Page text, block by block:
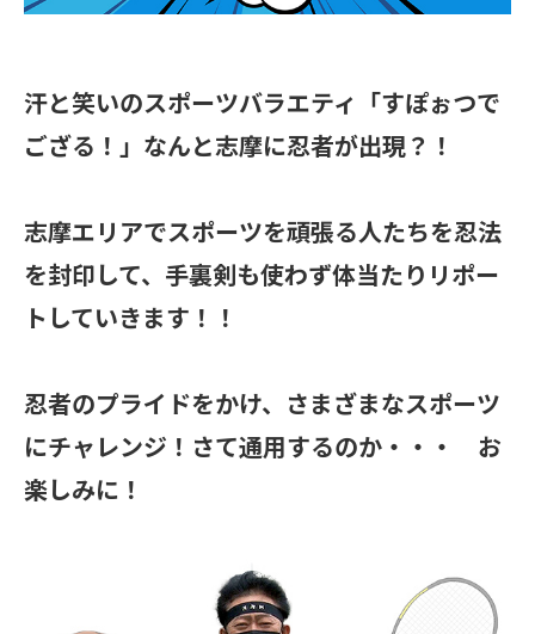
汗と笑いのスポーツバラエティ「すぽぉつで
ござる！」なんと志摩に忍者が出現？！
志摩エリアでスポーツを頑張る人たちを忍法
を封印して、手裏剣も使わず体当たりリポー
トしていきます！！
忍者のプライドをかけ、さまざまなスポーツ
にチャレンジ！さて通用するのか・・・ お
楽しみに！